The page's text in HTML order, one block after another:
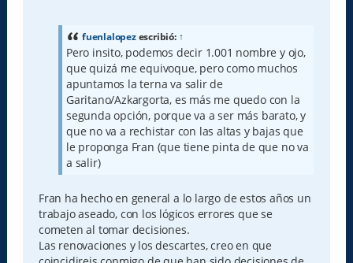
fuenlalopezescribió: ↑
Pero insito, podemos decir 1.001 nombre y ojo,
que quizá me equivoque, pero como muchos
apuntamos la terna va salir de
Garitano/Azkargorta, es más me quedo con la
segunda opción, porque va a ser más barato, y
que no va a rechistar con las altas y bajas que
le proponga Fran (que tiene pinta de que no va
a salir)
Fran ha hecho en general a lo largo de estos años un
trabajo aseado, con los lógicos errores que se
cometen al tomar decisiones.
Las renovaciones y los descartes, creo en que